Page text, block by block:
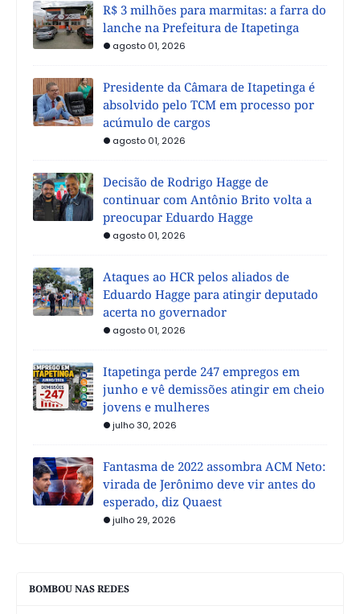
R$ 3 milhões para marmitas: a farra do
lanche na Prefeitura de Itapetinga
agosto 01, 2026
Presidente da Câmara de Itapetinga é
absolvido pelo TCM em processo por
acúmulo de cargos
agosto 01, 2026
Decisão de Rodrigo Hagge de
continuar com Antônio Brito volta a
preocupar Eduardo Hagge
agosto 01, 2026
Ataques ao HCR pelos aliados de
Eduardo Hagge para atingir deputado
acerta no governador
agosto 01, 2026
Itapetinga perde 247 empregos em
junho e vê demissões atingir em cheio
jovens e mulheres
julho 30, 2026
Fantasma de 2022 assombra ACM Neto:
virada de Jerônimo deve vir antes do
esperado, diz Quaest
julho 29, 2026
BOMBOU NAS REDES